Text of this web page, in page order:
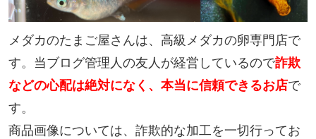
メダカのたまご屋さんは、高級メダカの卵専門店で
す。当ブログ管理人の友人が経営しているので詐欺
などの心配は絶対になく、本当に信頼できるお店で
す。
商品画像については、詐欺的な加工を一切行ってお